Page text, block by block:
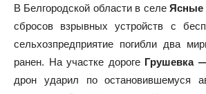
В Белгородской области в селе Ясные
сбросов взрывных устройств с
сельхозпредприятие погибли два
ранен. На участке дороге Грушевка
дрон ударил по остановившемуся